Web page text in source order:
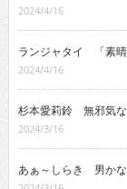
2024/4/16
ランジャタイ 「素晴
2024/4/16
杉本愛莉鈴 無邪気な
2024/3/16
あぁ～しらき 男かな